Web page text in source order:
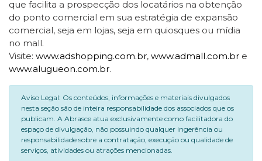
que facilita a prospecção dos locatários na obtenção
do ponto comercial em sua estratégia de expansão
comercial, seja em lojas, seja em quiosques ou mídia
no mall.
Visite: www.adshopping.com.br, www.admall.com.br e
www.alugueon.com.br.
Aviso Legal: Os conteúdos, informações e materiais divulgados
nesta seção são de inteira responsabilidade dos associados que os
publicam. A Abrasce atua exclusivamente como facilitadora do
espaço de divulgação, não possuindo qualquer ingerência ou
responsabilidade sobre a contratação, execução ou qualidade de
serviços, atividades ou atrações mencionadas.